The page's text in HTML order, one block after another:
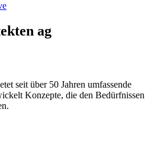
ag
seit über 50 Jahren umfassende
Konzepte, die den Bedürfnissen